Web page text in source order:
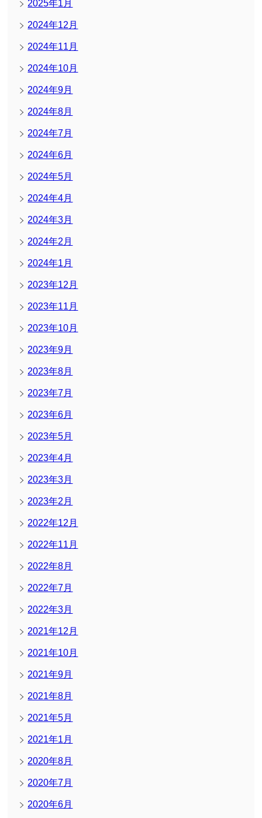
2025年1月
2024年12月
2024年11月
2024年10月
2024年9月
2024年8月
2024年7月
2024年6月
2024年5月
2024年4月
2024年3月
2024年2月
2024年1月
2023年12月
2023年11月
2023年10月
2023年9月
2023年8月
2023年7月
2023年6月
2023年5月
2023年4月
2023年3月
2023年2月
2022年12月
2022年11月
2022年8月
2022年7月
2022年3月
2021年12月
2021年10月
2021年9月
2021年8月
2021年5月
2021年1月
2020年8月
2020年7月
2020年6月